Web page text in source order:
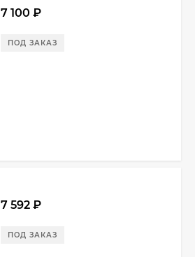
7 100 ₽
ПОД ЗАКАЗ
7 592 ₽
ПОД ЗАКАЗ